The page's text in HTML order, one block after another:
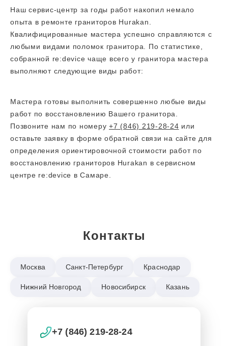
Наш сервис-центр за годы работ накопил немало
опыта в ремонте граниторов Hurakan.
Квалифицированные мастера успешно справляются с
любыми видами поломок гранитора. По статистике,
собранной re:device чаще всего у гранитора мастера
выполняют следующие виды работ:
Мастера готовы выполнить совершенно любые виды
работ по восстановлению Вашего гранитора.
Позвоните нам по номеру +7 (846) 219-28-24 или
оставьте заявку в форме обратной связи на сайте для
определения ориентировочной стоимости работ по
восстановлению граниторов Hurakan в сервисном
центре re:device в Самаре.
Контакты
Москва Санкт-Петербург Краснодар
Нижний Новгород Новосибирск Казань
+7 (846) 219-28-24